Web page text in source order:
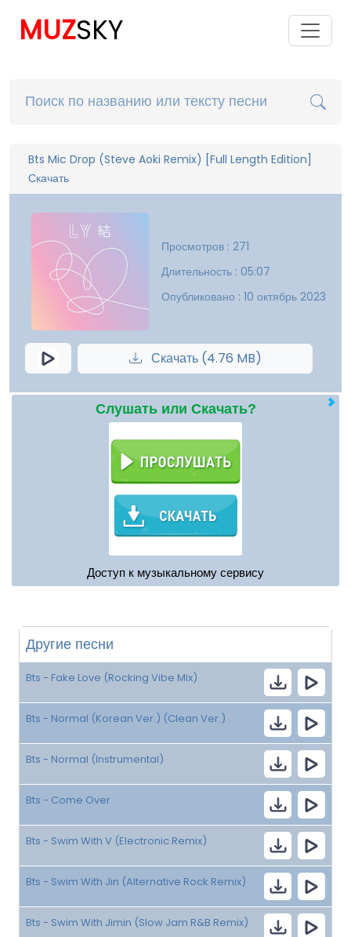
MUZSKY
Bts Mic Drop (Steve Aoki Remix) [Full Length Edition]
Скачать
Просмотров : 271
Длительность : 05:07
Опубликовано : 10 октябрь 2023
Скачать (4.76 MB)
Слушать или Скачать?
Доступ к музыкальному сервису
Другие песни
Bts - Fake Love (Rocking Vibe Mix)
Bts - Normal (Korean Ver.) (Clean Ver.)
Bts - Normal (Instrumental)
Bts - Come Over
Bts - Swim With V (Electronic Remix)
Bts - Swim With Jin (Alternative Rock Remix)
Bts - Swim With Jimin (Slow Jam R&B Remix)